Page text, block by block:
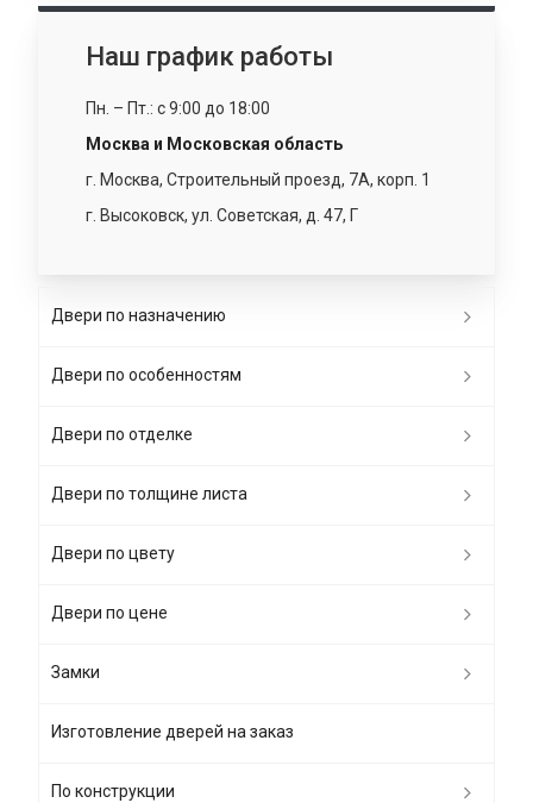
Наш график работы
Пн. – Пт.: с 9:00 до 18:00
Москва и Московская область
г. Москва, Строительный проезд, 7А, корп. 1
г. Высоковск, ул. Советская, д. 47, Г
Двери по назначению
Двери по особенностям
Двери по отделке
Двери по толщине листа
Двери по цвету
Двери по цене
Замки
Изготовление дверей на заказ
По конструкции